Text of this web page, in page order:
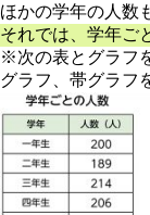
ほかの学年の人数
それでは、学年ご
※次の表とグラフ
グラフ、帯グラフ